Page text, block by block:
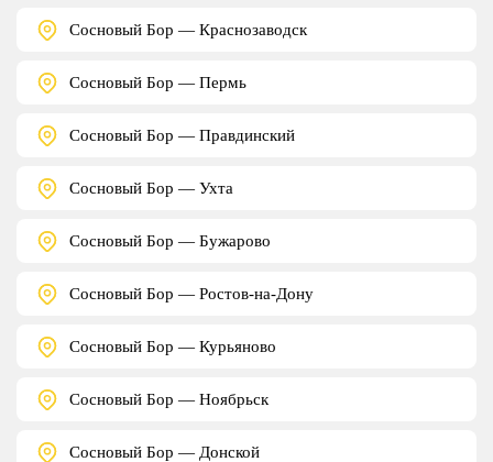
Сосновый Бор — Краснозаводск
Сосновый Бор — Пермь
Сосновый Бор — Правдинский
Сосновый Бор — Ухта
Сосновый Бор — Бужарово
Сосновый Бор — Ростов-на-Дону
Сосновый Бор — Курьяново
Сосновый Бор — Ноябрьск
Сосновый Бор — Донской